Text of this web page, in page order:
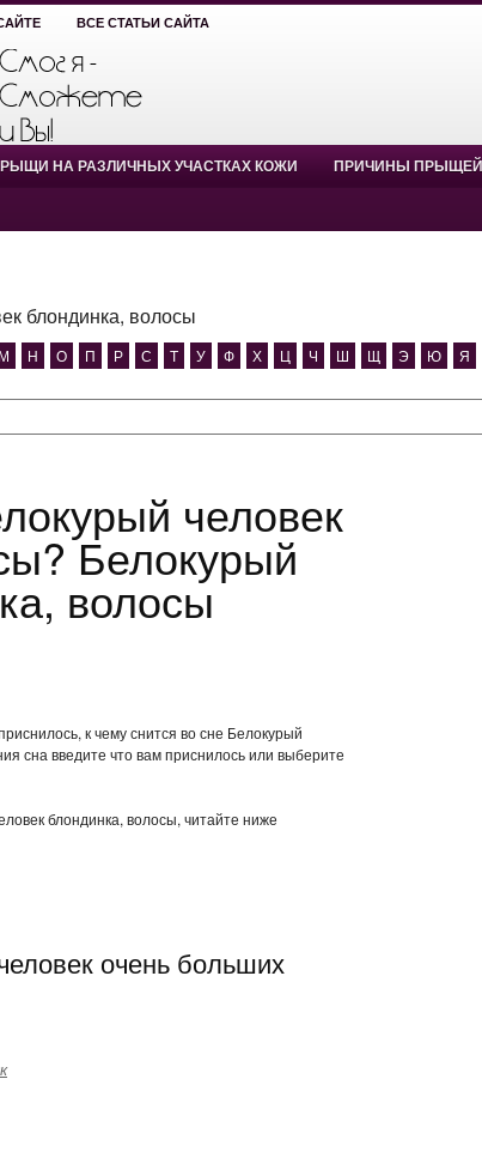
ВСЕ СТАТЬИ САЙТА
НА РАЗЛИЧНЫХ УЧАСТКАХ КОЖИ ПРИЧИНЫ ПРЫЩЕЙ
блондинка, волосы
М Н О П Р С Т У Ф Х Ц Ч Ш Щ Э Ю Я
Белокурый
волосы
к чему снится во сне Белокурый
сна введите что вам приснилось или выберите
блондинка, волосы, читайте ниже
очень больших